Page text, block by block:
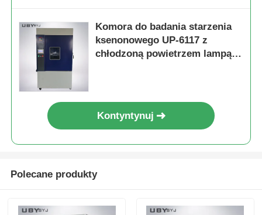
Komora do badania starzenia
ksenonowego UP-6117 z
chłodzoną powietrzem lampą
przy długości fali 340 nm
Zgodna z normami ISO i ASTM
Kontyntynuj
Polecane produkty